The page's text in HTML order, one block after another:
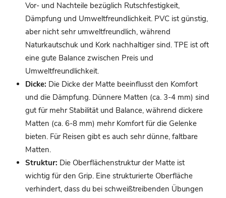
Vor- und Nachteile bezüglich Rutschfestigkeit,
Dämpfung und Umweltfreundlichkeit. PVC ist günstig,
aber nicht sehr umweltfreundlich, während
Naturkautschuk und Kork nachhaltiger sind. TPE ist oft
eine gute Balance zwischen Preis und
Umweltfreundlichkeit.
Dicke: Die Dicke der Matte beeinflusst den Komfort
und die Dämpfung. Dünnere Matten (ca. 3-4 mm) sind
gut für mehr Stabilität und Balance, während dickere
Matten (ca. 6-8 mm) mehr Komfort für die Gelenke
bieten. Für Reisen gibt es auch sehr dünne, faltbare
Matten.
Struktur: Die Oberflächenstruktur der Matte ist
wichtig für den Grip. Eine strukturierte Oberfläche
verhindert, dass du bei schweißtreibenden Übungen